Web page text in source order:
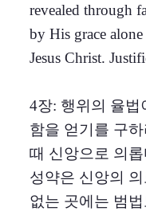
revealed through
by His grace
Jesus Christ.
4장: 행위의 율
함을 얻기를 구
때 신앙으로 의
성약은 신앙의
없는 곳에는 범